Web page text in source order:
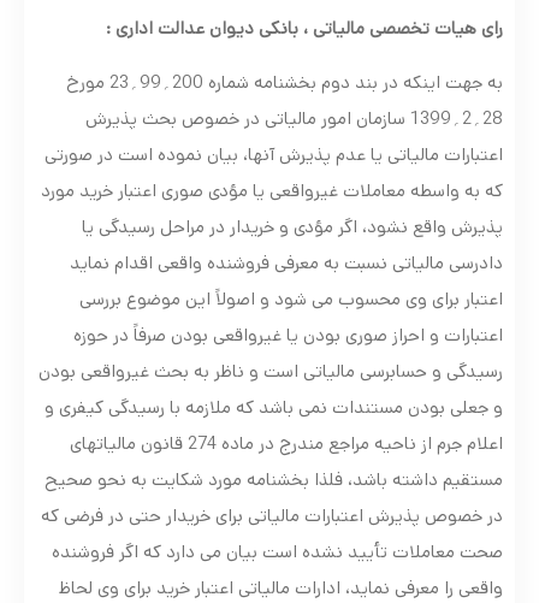
رای هیات تخصصی مالیاتی ، بانکی دیوان عدالت اداری :
به جهت اینکه در بند دوم بخشنامه شماره 200؍99؍23 مورخ
28؍2؍1399 سازمان امور مالیاتی در خصوص بحث پذیرش
اعتبارات مالیاتی یا عدم پذیرش آنها، بیان نموده است در صورتی
که به واسطه معاملات غیرواقعی یا مؤدی صوری اعتبار خرید مورد
پذیرش واقع نشود، اگر مؤدی و خریدار در مراحل رسیدگی یا
دادرسی مالیاتی نسبت به معرفی فروشنده واقعی اقدام نماید
اعتبار برای وی محسوب می شود و اصولاً این موضوع بررسی
اعتبارات و احراز صوری بودن یا غیرواقعی بودن صرفاً در حوزه
رسیدگی و حسابرسی مالیاتی است و ناظر به بحث غیرواقعی بودن
و جعلی بودن مستندات نمی باشد که ملازمه با رسیدگی کیفری و
اعلام جرم از ناحیه مراجع مندرج در ماده 274 قانون مالیاتهای
مستقیم داشته باشد، فلذا بخشنامه مورد شکایت به نحو صحیح
در خصوص پذیرش اعتبارات مالیاتی برای خریدار حتی در فرضی که
صحت معاملات تأیید نشده است بیان می دارد که اگر فروشنده
واقعی را معرفی نماید، ادارات مالیاتی اعتبار خرید برای وی لحاظ